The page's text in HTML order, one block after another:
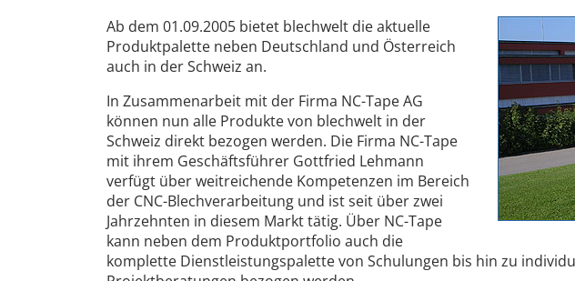
Ab dem 01.09.2005 bietet blechwelt die aktuelle
Produktpalette neben Deutschland und Österreich
auch in der Schweiz an.
In Zusammenarbeit mit der Firma NC-Tape AG
können nun alle Produkte von blechwelt in der
Schweiz direkt bezogen werden. Die Firma NC-Tape
mit ihrem Geschäftsführer Gottfried Lehmann
verfügt über weitreichende Kompetenzen im Bereich
der CNC-Blechverarbeitung und ist seit über zwei
Jahrzehnten in diesem Markt tätig. Über NC-Tape
kann neben dem Produktportfolio auch die
komplette Dienstleistungspalette von Schulungen bis hin zu